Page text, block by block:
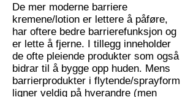
De mer moderne barriere
kremene/lotion er lettere å påføre,
har oftere bedre barrierefunksjon og
er lette å fjerne. I tillegg inneholder
de ofte pleiende produkter som også
bidrar til å bygge opp huden. Mens
barrierprodukter i flytende/sprayform
ligner veldig på hverandre (men